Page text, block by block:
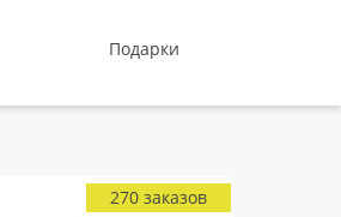
Подарки
270 заказов